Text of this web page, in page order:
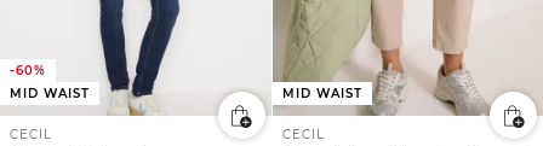
-60%
MID WAIST
CECIL
MID WAIST
CECIL